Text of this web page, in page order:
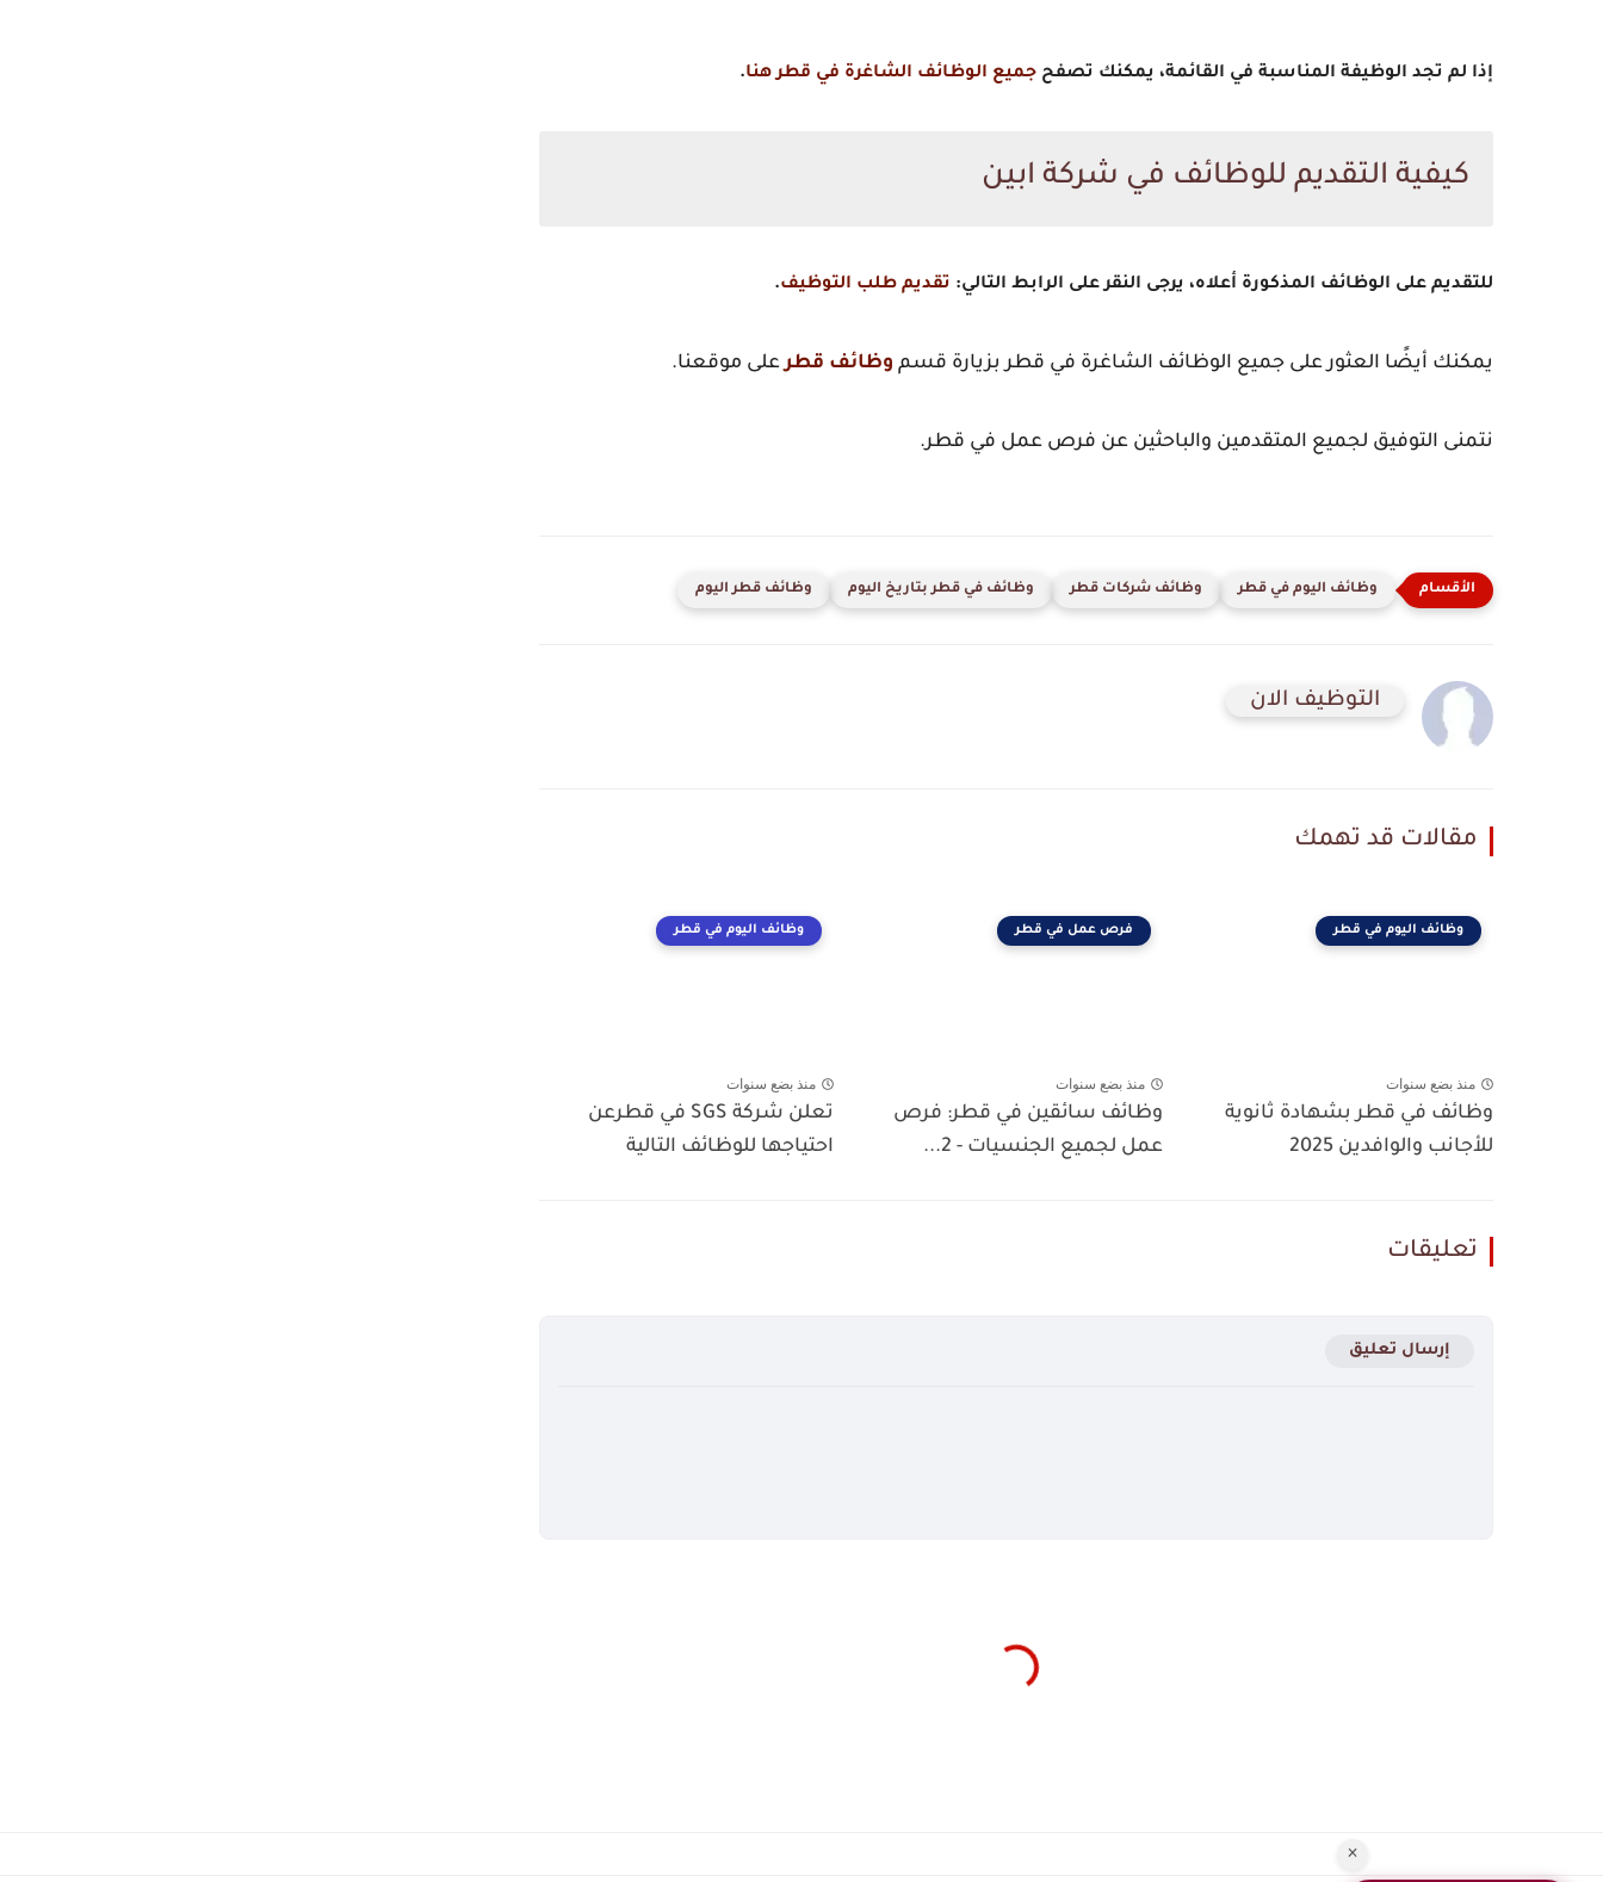
إذا لم تجد الوظيفة المناسبة في القائمة، يمكنك تصفح جميع الوظائف الشاغرة في قطر هنا.
كيفية التقديم للوظائف في شركة ابين
للتقديم على الوظائف المذكورة أعلاه، يرجى النقر على الرابط التالي: تقديم طلب التوظيف.
يمكنك أيضًا العثور على جميع الوظائف الشاغرة في قطر بزيارة قسم وظائف قطرعلى موقعنا.
نتمنى التوفيق لجميع المتقدمين والباحثين عن فرص عمل في قطر.
وظائف اليوم في قطر وظائف شركات قطر وظائف في قطر بتاريخ اليوم وظائف قطر اليوم
التوظيف الان
مقالات قد تهمك
وظائف اليوم في قطر
منذ بضع سنوات
وظائف في قطر بشهادة ثانوية
للأجانب والوافدين 2025
فرص عمل في قطر
منذ بضع سنوات
وظائف سائقين في قطر: فرص
عمل لجميع الجنسيات - 2...
وظائف اليوم في قطر
منذ بضع سنوات
تعلن شركة SGS في قطرعن
احتياجها للوظائف التالية
تعليقات
إرسال تعليق
×